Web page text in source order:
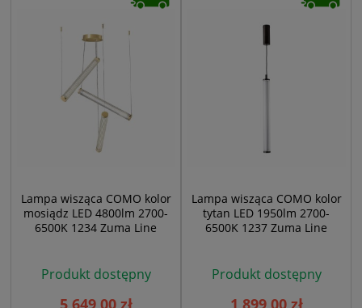
Lampa wisząca COMO kolor
mosiądz LED 4800lm 2700-
6500K 1234 Zuma Line
Produkt dostępny
5 649,00 zł
Lampa wisząca COMO kolor
tytan LED 1950lm 2700-
6500K 1237 Zuma Line
Produkt dostępny
1 899,00 zł